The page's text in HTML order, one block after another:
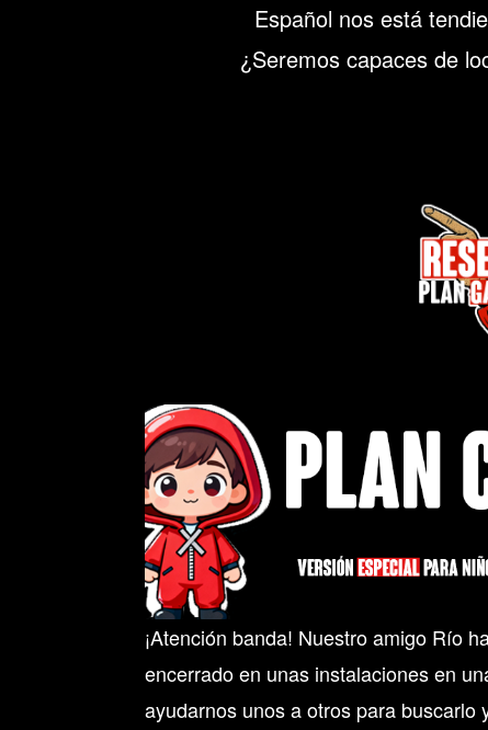
Español nos está
¿Seremos capaces de
¡Atención banda! Nuestro amigo Río
encerrado en unas instalaciones en
ayudarnos unos a otros para